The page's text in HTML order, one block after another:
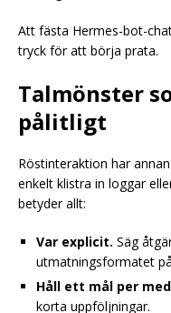
Att fästa Hermes-bot-
tryck för att börja prata.
Talmönster
pålitligt
Röstinteraktion har
enkelt klistra in loggar
betyder allt:
Var explicit. Säg
utmatningsformatet
Håll ett mål per
korta uppföljningar.